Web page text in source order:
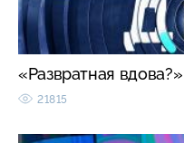
«Развратная вдова?»
21815